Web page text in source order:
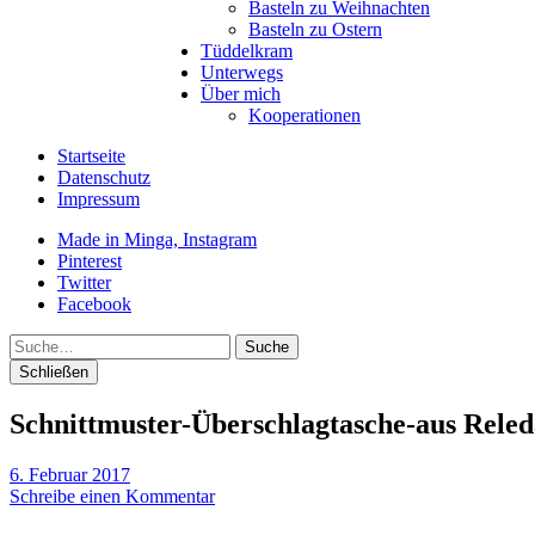
Basteln zu Weihnachten
Basteln zu Ostern
Tüddelkram
Unterwegs
Über mich
Kooperationen
Startseite
Datenschutz
Impressum
Made in Minga, Instagram
Pinterest
Twitter
Facebook
Suche
Schließen
Schnittmuster-Überschlagtasche-aus
6. Februar 2017
Schreibe einen Kommentar